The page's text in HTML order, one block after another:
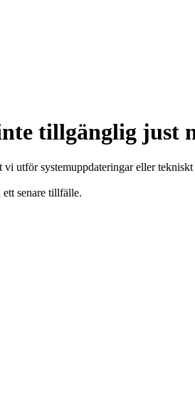
tillgänglig just
vi utför systemuppdateringar eller
senare tillfälle.